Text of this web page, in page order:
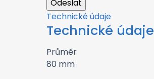
Technické údaje
Technické údaje
Průměr
80 mm